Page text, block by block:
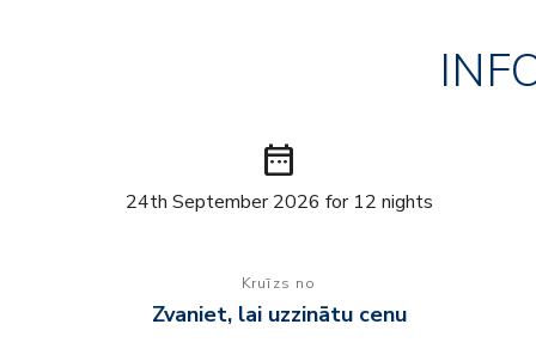
date_range
24th September 2026 for 12 nights
Kruīzs no
Zvaniet, lai uzzinātu cenu